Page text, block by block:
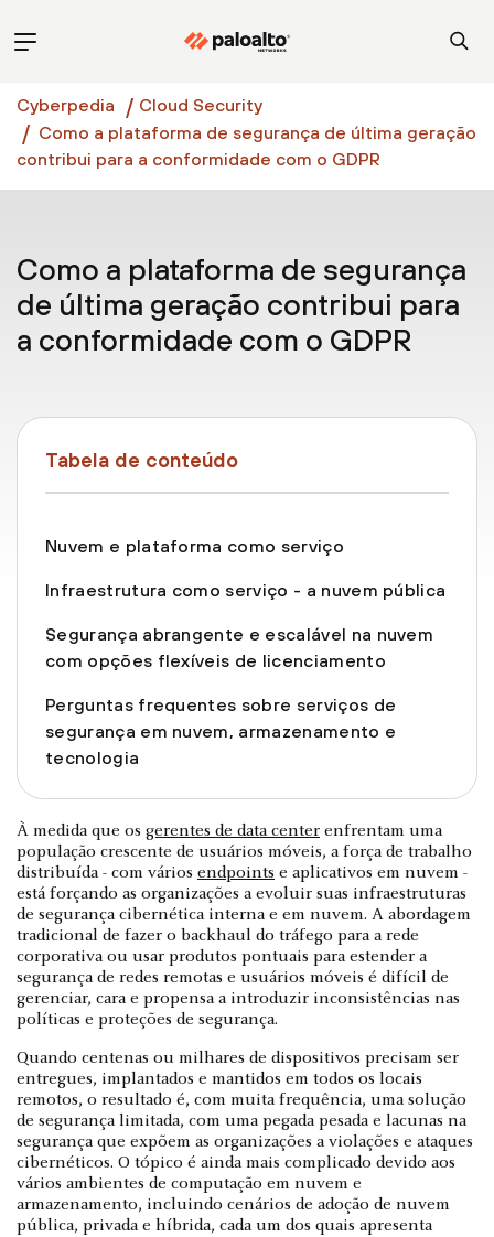
Cyberpedia
Cloud Security
Como a plataforma de segurança de última geração
contribui para a conformidade com o GDPR
Como a plataforma de segurança
de última geração contribui para
a conformidade com o GDPR
Tabela de conteúdo
Nuvem e plataforma como serviço
Infraestrutura como serviço - a nuvem pública
Segurança abrangente e escalável na nuvem
com opções flexíveis de licenciamento
Perguntas frequentes sobre serviços de
segurança em nuvem, armazenamento e
tecnologia
À medida que os gerentes de data center enfrentam uma
população crescente de usuários móveis, a força de trabalho
distribuída - com vários endpoints e aplicativos em nuvem -
está forçando as organizações a evoluir suas infraestruturas
de segurança cibernética interna e em nuvem. A abordagem
tradicional de fazer o backhaul do tráfego para a rede
corporativa ou usar produtos pontuais para estender a
segurança de redes remotas e usuários móveis é difícil de
gerenciar, cara e propensa a introduzir inconsistências nas
políticas e proteções de segurança.
Quando centenas ou milhares de dispositivos precisam ser
entregues, implantados e mantidos em todos os locais
remotos, o resultado é, com muita frequência, uma solução
de segurança limitada, com uma pegada pesada e lacunas na
segurança que expõem as organizações a violações e ataques
cibernéticos. O tópico é ainda mais complicado devido aos
vários ambientes de computação em nuvem e
armazenamento, incluindo cenários de adoção de nuvem
pública, privada e híbrida, cada um dos quais apresenta